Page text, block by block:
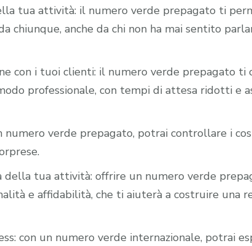
tua attività: il numero verde prepagato ti
chiunque, anche da chi non ha mai sentito
con i tuoi clienti: il numero verde prepagato ti
professionale, con tempi di attesa ridotti e
numero verde prepagato, potrai controllare i
tua attività: offrire un numero verde
e affidabilità, che ti aiuterà a costruire una
con un numero verde internazionale, potrai